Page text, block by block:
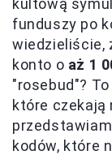
funduszy po
wiedzieliście,
konto o aż 1
"rosebud"?
które czekają
kodów, które